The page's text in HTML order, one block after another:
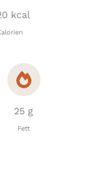
kcal
25 g
Fett